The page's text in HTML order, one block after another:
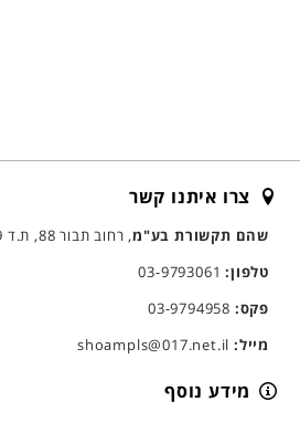
צרו איתנו קשר
שהם תקשורת בע"מ, רחוב תבור 88, ת.ד 1519 שהם
טלפון:03-9793061
פקס:
מייל:
מידע נוסף